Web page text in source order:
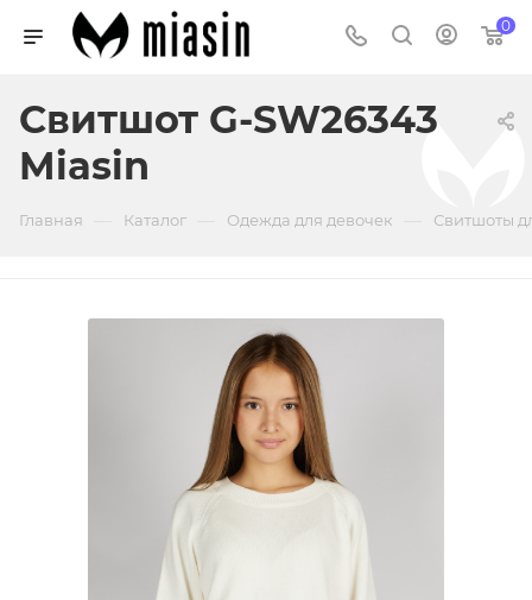
0
Свитшот G-SW26343
Miasin
Главная Каталог Одежда для девочек Свитшоты